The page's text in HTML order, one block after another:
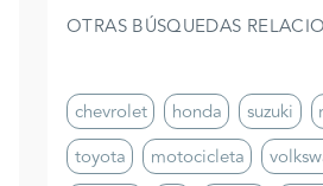
OTRAS BÚSQUEDAS
chevrolet honda suzuki
toyota
motocicleta